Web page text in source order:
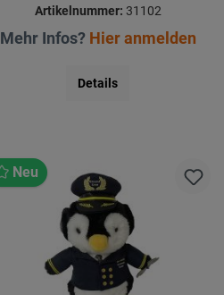
Artikelnummer: 31102
Mehr Infos? Hier anmelden
Details
Neu